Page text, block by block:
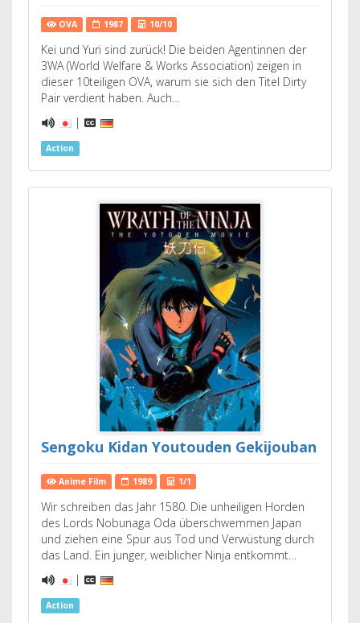
OVA 1987 10/10
Kei und Yuri sind zurück! Die beiden Agentinnen der
3WA (World Welfare & Works Association) zeigen in
dieser 10teiligen OVA, warum sie sich den Titel Dirty
Pair verdient haben. Auch…
|
Action
Sengoku Kidan Youtouden Gekijouban
Anime Film 1989 1/1
Wir schreiben das Jahr 1580. Die unheiligen Horden
des Lords Nobunaga Oda überschwemmen Japan
und ziehen eine Spur aus Tod und Verwüstung durch
das Land. Ein junger, weiblicher Ninja entkommt…
|
Action